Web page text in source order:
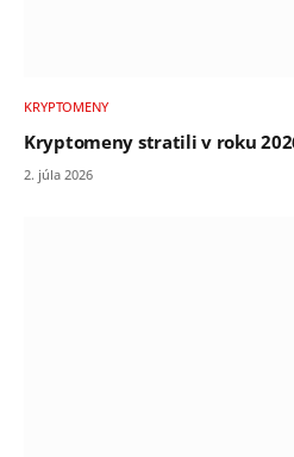
KRYPTOMENY
Kryptomeny stratili v roku
2. júla 2026